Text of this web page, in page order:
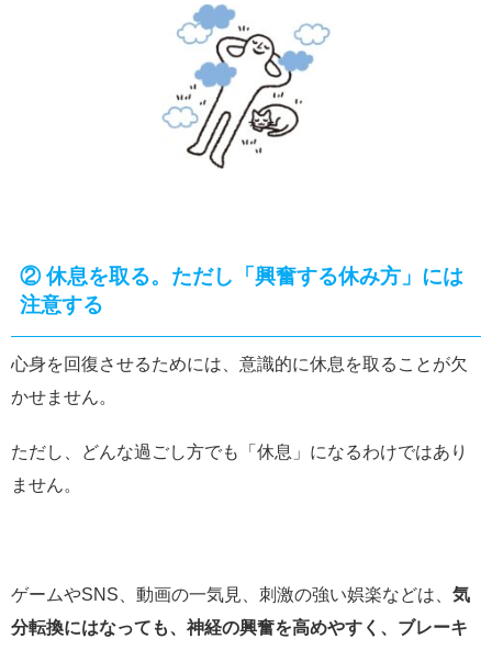
②休息を取る。ただし「興奮する休み方」には
注意する
心身を回復させるためには、意識的に休息を取ることが欠
かせません。
ただし、どんな過ごし方でも「休息」になるわけではあり
ません。
ゲームやSNS、動画の一気見、刺激の強い娯楽などは、 気
分転換にはなっても、神経の興奮を高めやすく、ブレーキ